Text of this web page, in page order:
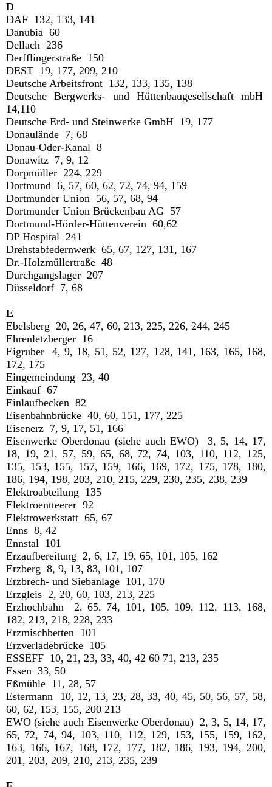
D
DAF 132, 133, 141
Danubia 60
Dellach 236
Derfflingerstraße 150
DEST 19, 177, 209, 210
Deutsche Arbeitsfront 132, 133, 135, 138
Deutsche Bergwerks- und Hüttenbaugesellschaft mbH
14,110
Deutsche Erd- und Steinwerke GmbH 19, 177
Donaulände 7, 68
Donau-Oder-Kanal 8
Donawitz 7, 9, 12
Dorpmüller 224, 229
Dortmund 6, 57, 60, 62, 72, 74, 94, 159
Dortmunder Union 56, 57, 68, 94
Dortmunder Union Brückenbau AG 57
Dortmund-Hörder-Hüttenverein 60,62
DP Hospital 241
Drehstabfedernwerk 65, 67, 127, 131, 167
Dr.-Holzmüllertraße 48
Durchgangslager 207
Düsseldorf 7, 68
E
Ebelsberg 20, 26, 47, 60, 213, 225, 226, 244, 245
Ehrenletzberger 16
Eigruber 4, 9, 18, 51, 52, 127, 128, 141, 163, 165, 168,
172, 175
Eingemeindung 23, 40
Einkauf 67
Einlaufbecken 82
Eisenbahnbrücke 40, 60, 151, 177, 225
Eisenerz 7, 9, 17, 51, 166
Eisenwerke Oberdonau (siehe auch EWO) 3, 5, 14, 17,
18, 19, 21, 57, 59, 65, 68, 72, 74, 103, 110, 112, 125,
135, 153, 155, 157, 159, 166, 169, 172, 175, 178, 180,
186, 194, 198, 203, 210, 215, 229, 230, 235, 238, 239
Elektroabteilung 135
Elektroentteerer 92
Elektrowerkstatt 65, 67
Enns 8, 42
Ennstal 101
Erzaufbereitung 2, 6, 17, 19, 65, 101, 105, 162
Erzberg 8, 9, 13, 83, 101, 107
Erzbrech- und Siebanlage 101, 170
Erzgleis 2, 20, 60, 103, 213, 225
Erzhochbahn 2, 65, 74, 101, 105, 109, 112, 113, 168,
182, 213, 218, 228, 233
Erzmischbetten 101
Erzverladebrücke 105
ESSEFF 10, 21, 23, 33, 40, 42 60 71, 213, 235
Essen 33, 50
Eßmühle 11, 28, 57
Estermann 10, 12, 13, 23, 28, 33, 40, 45, 50, 56, 57, 58,
60, 62, 153, 155, 200 213
EWO (siehe auch Eisenwerke Oberdonau) 2, 3, 5, 14, 17,
65, 72, 74, 94, 103, 110, 112, 129, 153, 155, 159, 162,
163, 166, 167, 168, 172, 177, 182, 186, 193, 194, 200,
201, 203, 209, 210, 213, 235, 239